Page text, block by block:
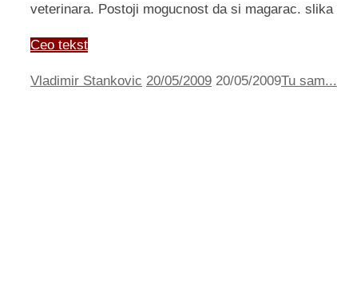
veterinara. Postoji mogucnost da si magarac.
Ceo tekst
Vladimir Stankovic 20/05/2009 20/05/2009Tu sam...